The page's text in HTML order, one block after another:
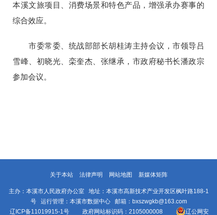
本溪文旅项目、消费场景和特色产品，增强承办赛事的
综合效应。
市委常委、统战部部长胡桂涛主持会议，市领导吕
雪峰、初晓光、栾奎杰、张继承，市政府秘书长潘政宗
参加会议。
关于本站 法律声明 网站地图 新媒体矩阵
主办：本溪市人民政府办公室 地址：本溪市高新技术产业开发区枫叶路188-1
号 运行管理：本溪市数据中心 邮箱：bxszwgkb@163.com
辽ICP备11019915-1号 政府网站标识码：2105000008 辽公网安